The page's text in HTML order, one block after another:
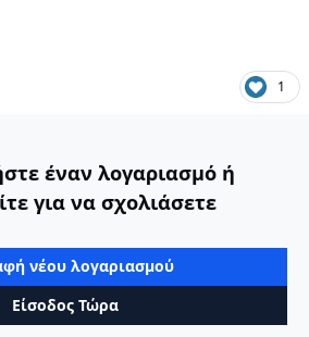
1
έναν λογαριασμό ή
για να σχολιάσετε
νέου λογαριασμού
Είσοδος Τώρα